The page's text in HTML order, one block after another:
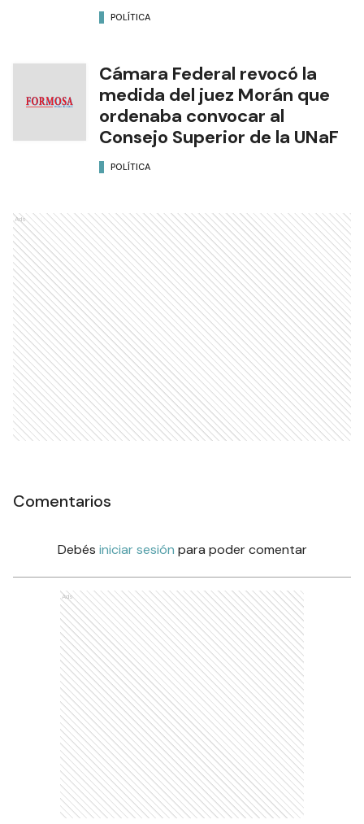
POLÍTICA
Cámara Federal revocó la
medida del juez Morán que
ordenaba convocar al
Consejo Superior de la UNaF
POLÍTICA
Ads
Comentarios
Debés iniciar sesión para poder comentar
Ads